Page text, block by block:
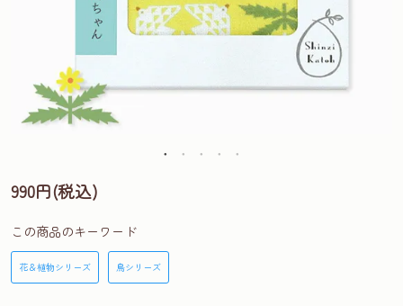
990円(税込)
この商品のキーワード
花＆植物シリーズ 鳥シリーズ